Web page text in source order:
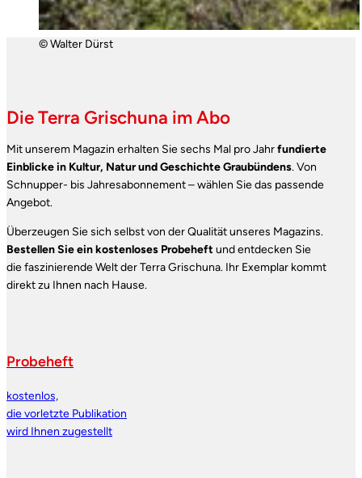
© Walter Dürst
Die Terra Grischuna im Abo
Mit unserem Magazin erhalten Sie sechs Mal pro Jahrfundierte
Einblicke in Kultur, Natur und Geschichte Graubündens. Von
Schnupper- bis Jahresabonnement – wählen Sie das passende
Angebot.
Überzeugen Sie sich selbst von der Qualität unseres Magazins.
Bestellen Sie ein kostenloses Probeheft und entdecken Sie
die faszinierende Welt der Terra Grischuna. Ihr Exemplar kommt
direkt zu Ihnen nach Hause.
Probeheft
kostenlos,
die vorletzte Publikation
wird Ihnen zugestellt